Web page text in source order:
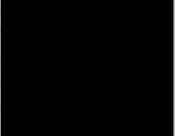
que no
guión siempre hay
que se dan
escenas